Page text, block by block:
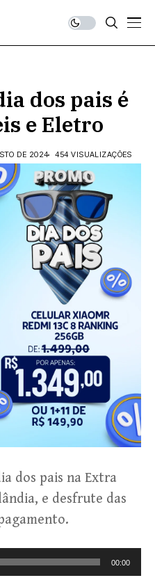
dos pais é
e Eletro
DE 2024 454 VISUALIZAÇÕES
dos pais na Extra
e desfrute das
00:00